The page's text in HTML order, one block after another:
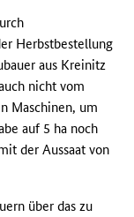
Herbstbestellung
aus Kreinitz
nicht vom
Maschinen, um
auf 5 ha noch
der Aussaat von
über das zu